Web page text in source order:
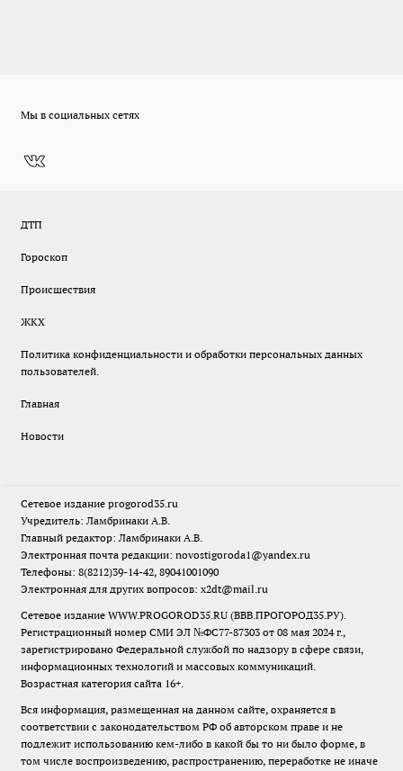
Мы в социальных сетях
ДТП
Гороскоп
Происшествия
ЖКХ
Политика конфиденциальности и обработки персональных данных
пользователей.
Главная
Новости
Сетевое издание progorod35.ru
Учредитель: Ламбринаки А.В.
Главный редактор: Ламбринаки А.В.
Электронная почта редакции: novostigoroda1@yandex.ru
Телефоны: 8(8212)39-14-42, 89041001090
Электронная для других вопросов: x2dt@mail.ru
Сетевое издание WWW.PROGOROD35.RU (ВВВ.ПРОГОРОД35.РУ).
Регистрационный номер СМИ ЭЛ №ФС77-87303 от 08 мая 2024 г.,
зарегистрировано Федеральной службой по надзору в сфере связи,
информационных технологий и массовых коммуникаций.
Возрастная категория сайта 16+.
Вся информация, размещенная на данном сайте, охраняется в
соответствии с законодательством РФ об авторском праве и не
подлежит использованию кем-либо в какой бы то ни было форме, в
том числе воспроизведению, распространению, переработке не иначе